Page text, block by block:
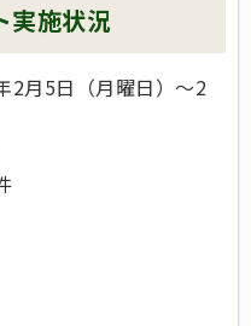
実施状況
2月5日（月曜日）～2